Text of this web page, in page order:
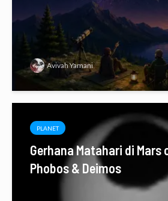
Avivah Yamani
PLANET
Gerhana Matahari di Mars
Phobos & Deimos